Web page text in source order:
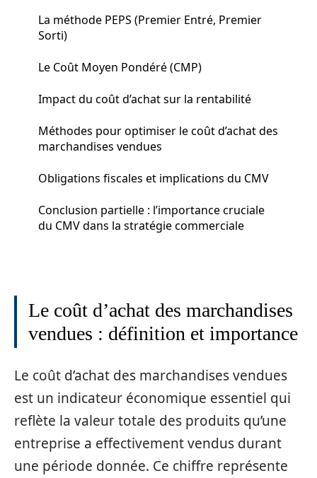
La méthode PEPS (Premier Entré, Premier
Sorti)
Le Coût Moyen Pondéré (CMP)
Impact du coût d’achat sur la rentabilité
Méthodes pour optimiser le coût d’achat des
marchandises vendues
Obligations fiscales et implications du CMV
Conclusion partielle : l’importance cruciale
du CMV dans la stratégie commerciale
Le coût d’achat des marchandises
vendues : définition et importance
Le coût d’achat des marchandises vendues
est un indicateur économique essentiel qui
reflète la valeur totale des produits qu’une
entreprise a effectivement vendus durant
une période donnée. Ce chiffre représente